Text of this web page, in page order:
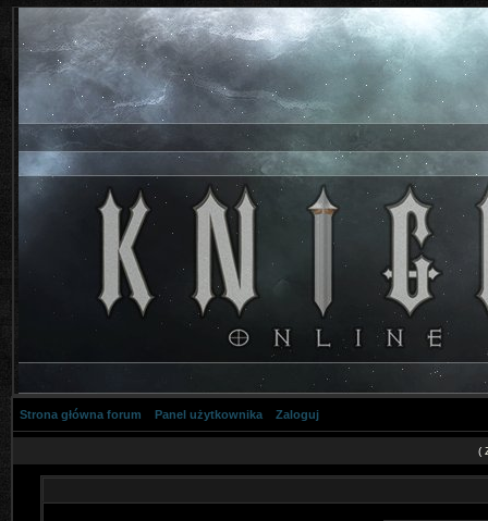
Strona główna forum Panel użytkownika Zaloguj
(